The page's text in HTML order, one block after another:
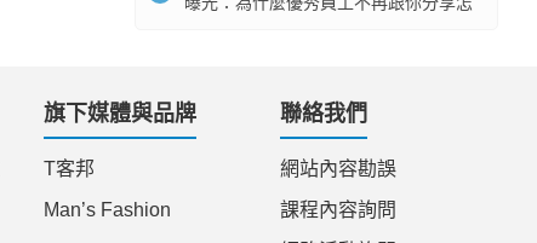
旗下媒體與品牌
T客邦
Man’s Fashion
聯絡我們
網站內容勘誤
課程內容詢問